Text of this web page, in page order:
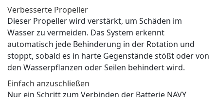
Verbesserte Propeller
Dieser Propeller wird verstärkt, um Schäden im
Wasser zu vermeiden. Das System erkennt
automatisch jede Behinderung in der Rotation und
stoppt, sobald es in harte Gegenstände stößt oder von
den Wasserpflanzen oder Seilen behindert wird.
Einfach anzuschließen
Nur ein Schritt zum Verbinden der Batterie NAVY